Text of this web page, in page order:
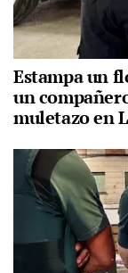
Estampa un
un
muletazo en